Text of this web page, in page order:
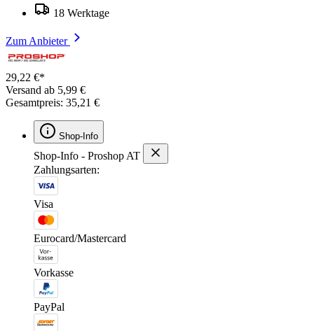
18 Werktage
Zum Anbieter
29,22 €*
Versand ab 5,99 €
Gesamtpreis: 35,21 €
Shop-Info
Shop-Info - Proshop AT
Zahlungsarten:
Visa
Eurocard/Mastercard
Vorkasse
PayPal